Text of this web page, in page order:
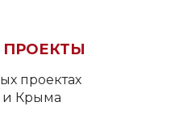
проектах
и Крыма
ПРОЕКТЫ